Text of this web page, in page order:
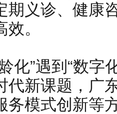
期义诊、健康
。
”遇到“数字
代新课题，广
务模式创新等